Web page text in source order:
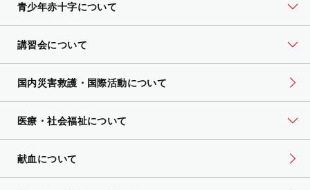
青少年赤十字について
講習会について
国内災害救護・国際活動について
医療・社会福祉について
献血について